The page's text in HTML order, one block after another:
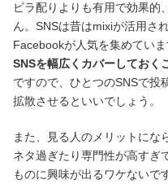
ビラ配りよりも有用で効果的
ん。SNSは昔はmixiが活用さ
Facebookが人気を集めてい
SNSを幅広くカバーしておく
ですので、ひとつのSNSで投
拡散させるといいでしょう。
また、見る人のメリットにな
ネタ過ぎたり専門性が高すぎ
ものに興味が出るワケないで